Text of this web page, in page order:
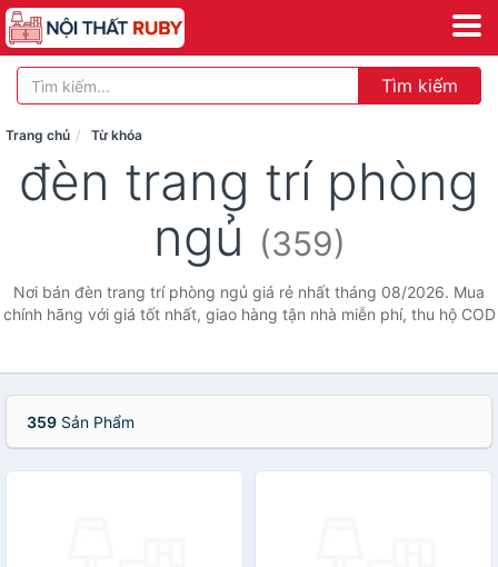
Tìm kiếm
Trang chủ Từ khóa
đèn trang trí phòng
ngủ (359)
Nơi bán đèn trang trí phòng ngủ giá rẻ nhất tháng 08/2026. Mua
chính hãng với giá tốt nhất, giao hàng tận nhà miễn phí, thu hộ COD
359 Sản Phẩm